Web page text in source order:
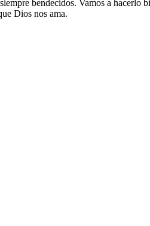
bendecidos. Vamos a
Dios nos ama.